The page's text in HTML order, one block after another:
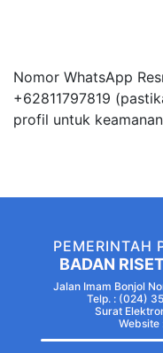
Nomor WhatsApp
+62811797819
profil untuk
PEMERINTAH
BADAN
Jalan Imam Bonjol
Telp. : (024)
Surat
Website